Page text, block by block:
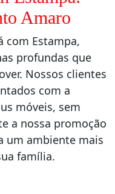
Amaro
com Estampa,
profundas que
Nossos clientes
com a
móveis, sem
a nossa promoção
um ambiente mais
família.